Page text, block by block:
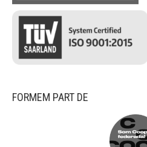
FORMEM PART DE